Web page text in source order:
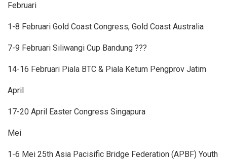
Februari
1-8 Februari Gold Coast Congress, Gold Coast Australia
7-9 Februari Siliwangi Cup Bandung ???
14-16 Februari Piala BTC & Piala Ketum Pengprov Jatim
April
17-20 April Easter Congress Singapura
Mei
1-6 Mei 25th Asia Pacisific Bridge Federation (APBF) Youth